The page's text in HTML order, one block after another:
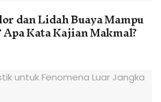
dan Lidah Buaya Mampu
Kata Kajian Makmal?